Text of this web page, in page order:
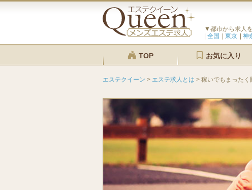
▼都市から求人
全国
東京 神
TOP お気に入り
エステクイーン > エステ求人とは > 稼いでもまったく